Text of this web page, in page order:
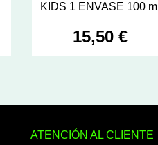
KIDS 1 ENVASE 100 ml
15,50 €
ATENCIÓN AL CLIENTE